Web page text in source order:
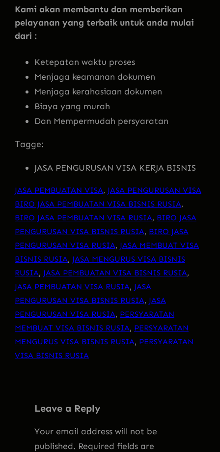
Kami akan membantu dan memberikan
pelayanan yang terbaik untuk anda mulai
dari :
Ketepatan waktu proses
Menjaga keamanan dokumen
Menjaga kerahasiaan dokumen
Biaya yang murah
Dan Mempermudah persyaratan
Tagge:
JASA PENGURUSAN VISA KERJA BISNIS
JASA PEMBUATAN VISA, JASA PENGURUSAN VISA
BIRO JASA PEMBUATAN VISA BISNIS RUSIA
BIRO JASA PEMBUATAN VISA RUSIA, BIRO JASA
PENGURUSAN VISA BISNIS RUSIA, BIRO JASA
PENGURUSAN VISA RUSIA, JASA MEMBUAT VISA
BISNIS RUSIA, JASA MENGURUS VISA BISNIS
RUSIA, JASA PEMBUATAN VISA BISNIS RUSIA
JASA PEMBUATAN VISA RUSIA, JASA
PENGURUSAN VISA BISNIS RUSIA, JASA
PENGURUSAN VISA RUSIA, PERSYARATAN
MEMBUAT VISA BISNIS RUSIA, PERSYARATAN
MENGURUS VISA BISNIS RUSIA, PERSYARATAN
VISA BISNIS RUSIA
Leave a Reply
Your email address will not be
published. Required fields are